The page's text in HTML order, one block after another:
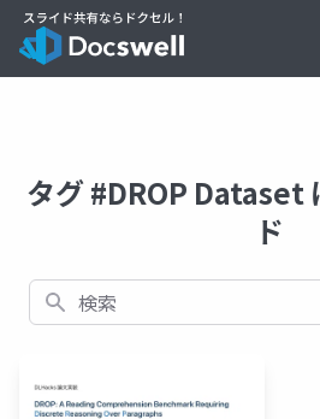
タグ #DROP Dataset
ド
検索